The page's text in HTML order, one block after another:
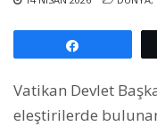
Vatikan Devlet
eleştirilerde